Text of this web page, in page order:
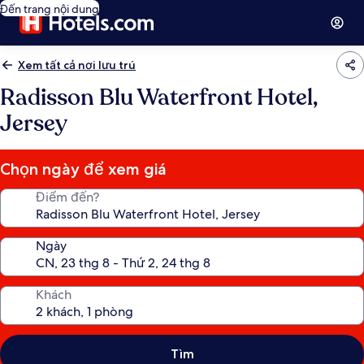
Đến trang nội dung
Xem tất cả nơi lưu trú
Radisson Blu Waterfront Hotel,
Jersey
Chọn ngày để xem giá
Điểm đến?
Ngày
Khách
Tìm